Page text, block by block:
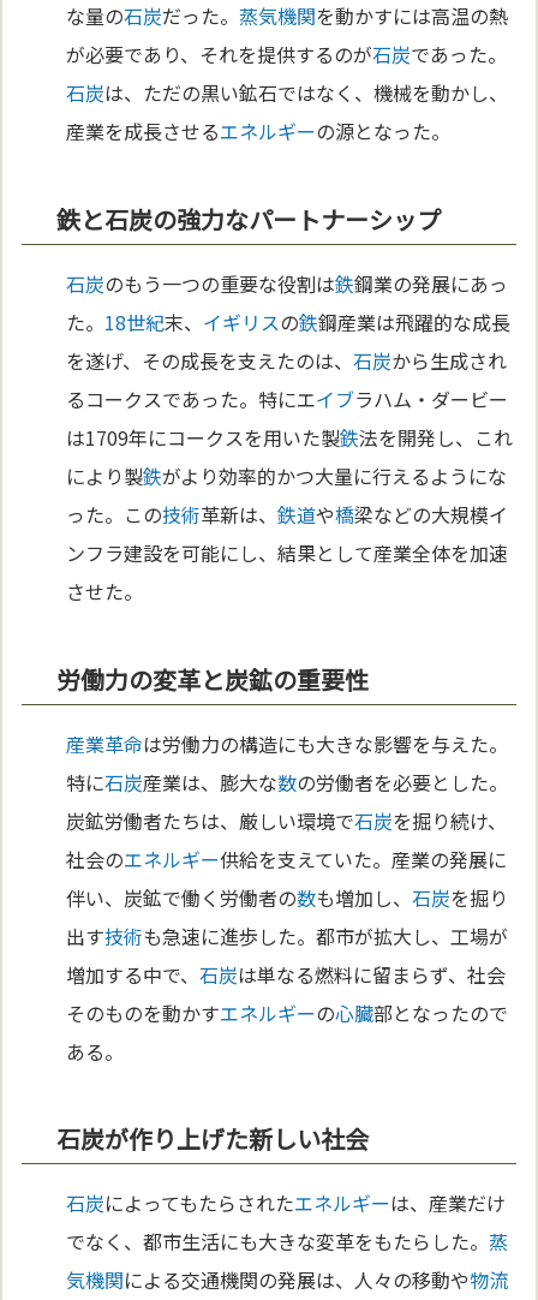
な量の石炭だった。 蒸気機関を動かすには高温の熱
が必要であり、それを提供するのが石炭であった。
石炭は、ただの黒い鉱石ではなく、機械を動かし、
産業を成長させるエネルギーの源となった。
鉄と石炭の強力なパートナーシップ
石炭のもう一つの重要な役割は鉄鋼業の発展にあっ
た。 18世紀末、 イギリスの鉄鋼産業は飛躍的な成長
を遂げ、その成長を支えたのは、石炭から生成され
るコークスであった。特にエイブラハム・ダービー
は1709年にコークスを用いた製鉄法を開発し、これ
により製鉄がより効率的かつ大量に行えるようにな
った。この技術革新は、鉄道や橋梁などの大規模イ
ンフラ建設を可能にし、結果として産業全体を加速
させた。
労働力の変革と炭鉱の重要性
産業革命は労働力の構造にも大きな影響を与えた。
特に石炭産業は、膨大な数の労働者を必要とした。
炭鉱労働者たちは、厳しい環境で石炭を掘り続け、
社会のエネルギー供給を支えていた。産業の発展に
伴い、炭鉱で働く労働者の数も増加し、石炭を掘り
出す技術も急速に進歩した。都市が拡大し、工場が
増加する中で、石炭は単なる燃料に留まらず、社会
そのものを動かすエネルギーの心臓部となったので
ある。
石炭が作り上げた新しい社会
石炭によってもたらされたエネルギーは、産業だけ
でなく、都市生活にも大きな変革をもたらした。 蒸
気機関による交通機関の発展は、人々の移動や物流